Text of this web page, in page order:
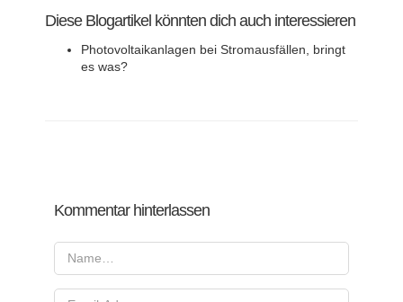
Diese Blogartikel könnten dich auch interessieren
Photovoltaikanlagen bei Stromausfällen, bringt
es was?
Kommentar hinterlassen